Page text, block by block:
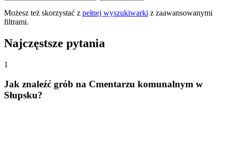
Możesz też skorzystać z pełnej wyszukiwarki z zaawansowanymi
filtrami.
Najczęstsze pytania
1
Jak znaleźć grób na Cmentarzu komunalnym w
Słupsku?